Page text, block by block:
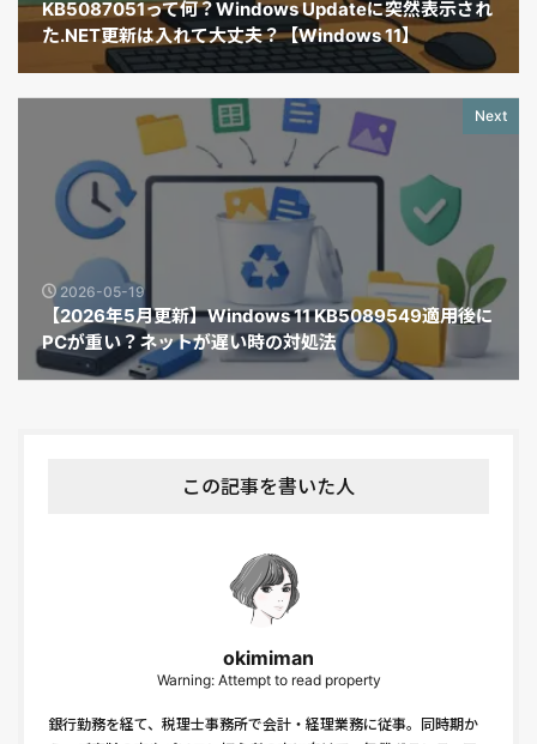
KB5087051って何？Windows Updateに突然表示され
た.NET更新は入れて大丈夫？【Windows 11】
Next
2026-05-19
【2026年5月更新】Windows 11 KB5089549適用後に
PCが重い？ネットが遅い時の対処法
この記事を書いた人
okimiman
Warning: Attempt to read property
銀行勤務を経て、税理士事務所で会計・経理業務に従事。同時期か